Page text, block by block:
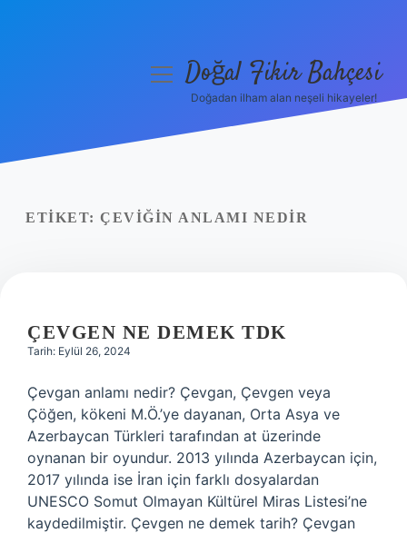
Yasal Uyarı
menüyüDoğal Fikir Bahçesi
Doğadan ilham alan neşeli hikayeler!
ETIKET: ÇEVIĞIN ANLAMI NEDIR
ÇEVGEN NE DEMEK TDK
Tarih: Eylül 26, 2024
Çevgan anlamı nedir? Çevgan, Çevgen veya
Çöğen, kökeni M.Ö.’ye dayanan, Orta Asya ve
Azerbaycan Türkleri tarafından at üzerinde
oynanan bir oyundur. 2013 yılında Azerbaycan için,
2017 yılında ise İran için farklı dosyalardan
UNESCO Somut Olmayan Kültürel Miras Listesi’ne
kaydedilmiştir. Çevgen ne demek tarih? Çevgan